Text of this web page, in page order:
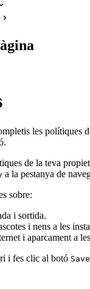
les polítiques
de la teva
a la pestanya de
sobre:
i sortida.
i nens a les
i aparcament a
i fes clic al botó Save